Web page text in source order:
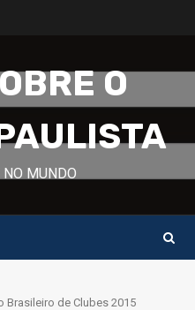
O
MUNDO
Brasileiro de Clubes 2015